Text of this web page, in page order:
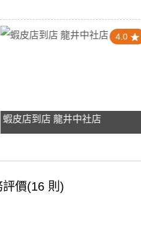
4.0
蝦皮店到店 龍井中社店
評價(16 則)